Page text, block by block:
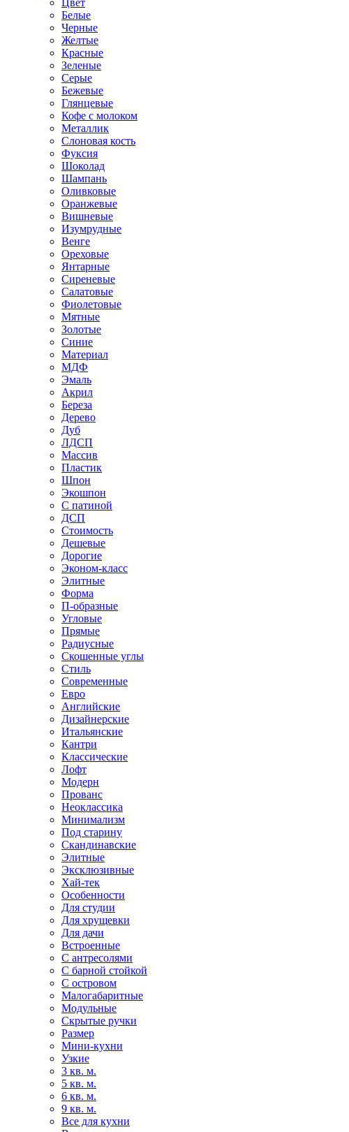
Белые
Черные
Желтые
Красные
Зеленые
Серые
Бежевые
Глянцевые
Кофе с молоком
Металлик
Слоновая кость
Фуксия
Шоколад
Шампань
Оливковые
Оранжевые
Вишневые
Изумрудные
Венге
Ореховые
Янтарные
Сиреневые
Салатовые
Фиолетовые
Мятные
Золотые
Синие
Материал
МДФ
Эмаль
Акрил
Береза
Дерево
Дуб
ЛДСП
Массив
Пластик
Шпон
Экошпон
С патиной
ДСП
Стоимость
Дешевые
Дорогие
Эконом-класс
Элитные
Форма
П-образные
Угловые
Прямые
Радиусные
Скошенные углы
Стиль
Современные
Евро
Английские
Дизайнерские
Итальянские
Кантри
Классические
Лофт
Модерн
Прованс
Неоклассика
Минимализм
Под старину
Скандинавские
Элитные
Эксклюзивные
Хай-тек
Особенности
Для студии
Для хрущевки
Для дачи
Встроенные
С антресолями
С барной стойкой
С островом
Малогабаритные
Модульные
Скрытые ручки
Размер
Мини-кухни
Узкие
3 кв. м.
5 кв. м.
6 кв. м.
9 кв. м.
Все для кухни